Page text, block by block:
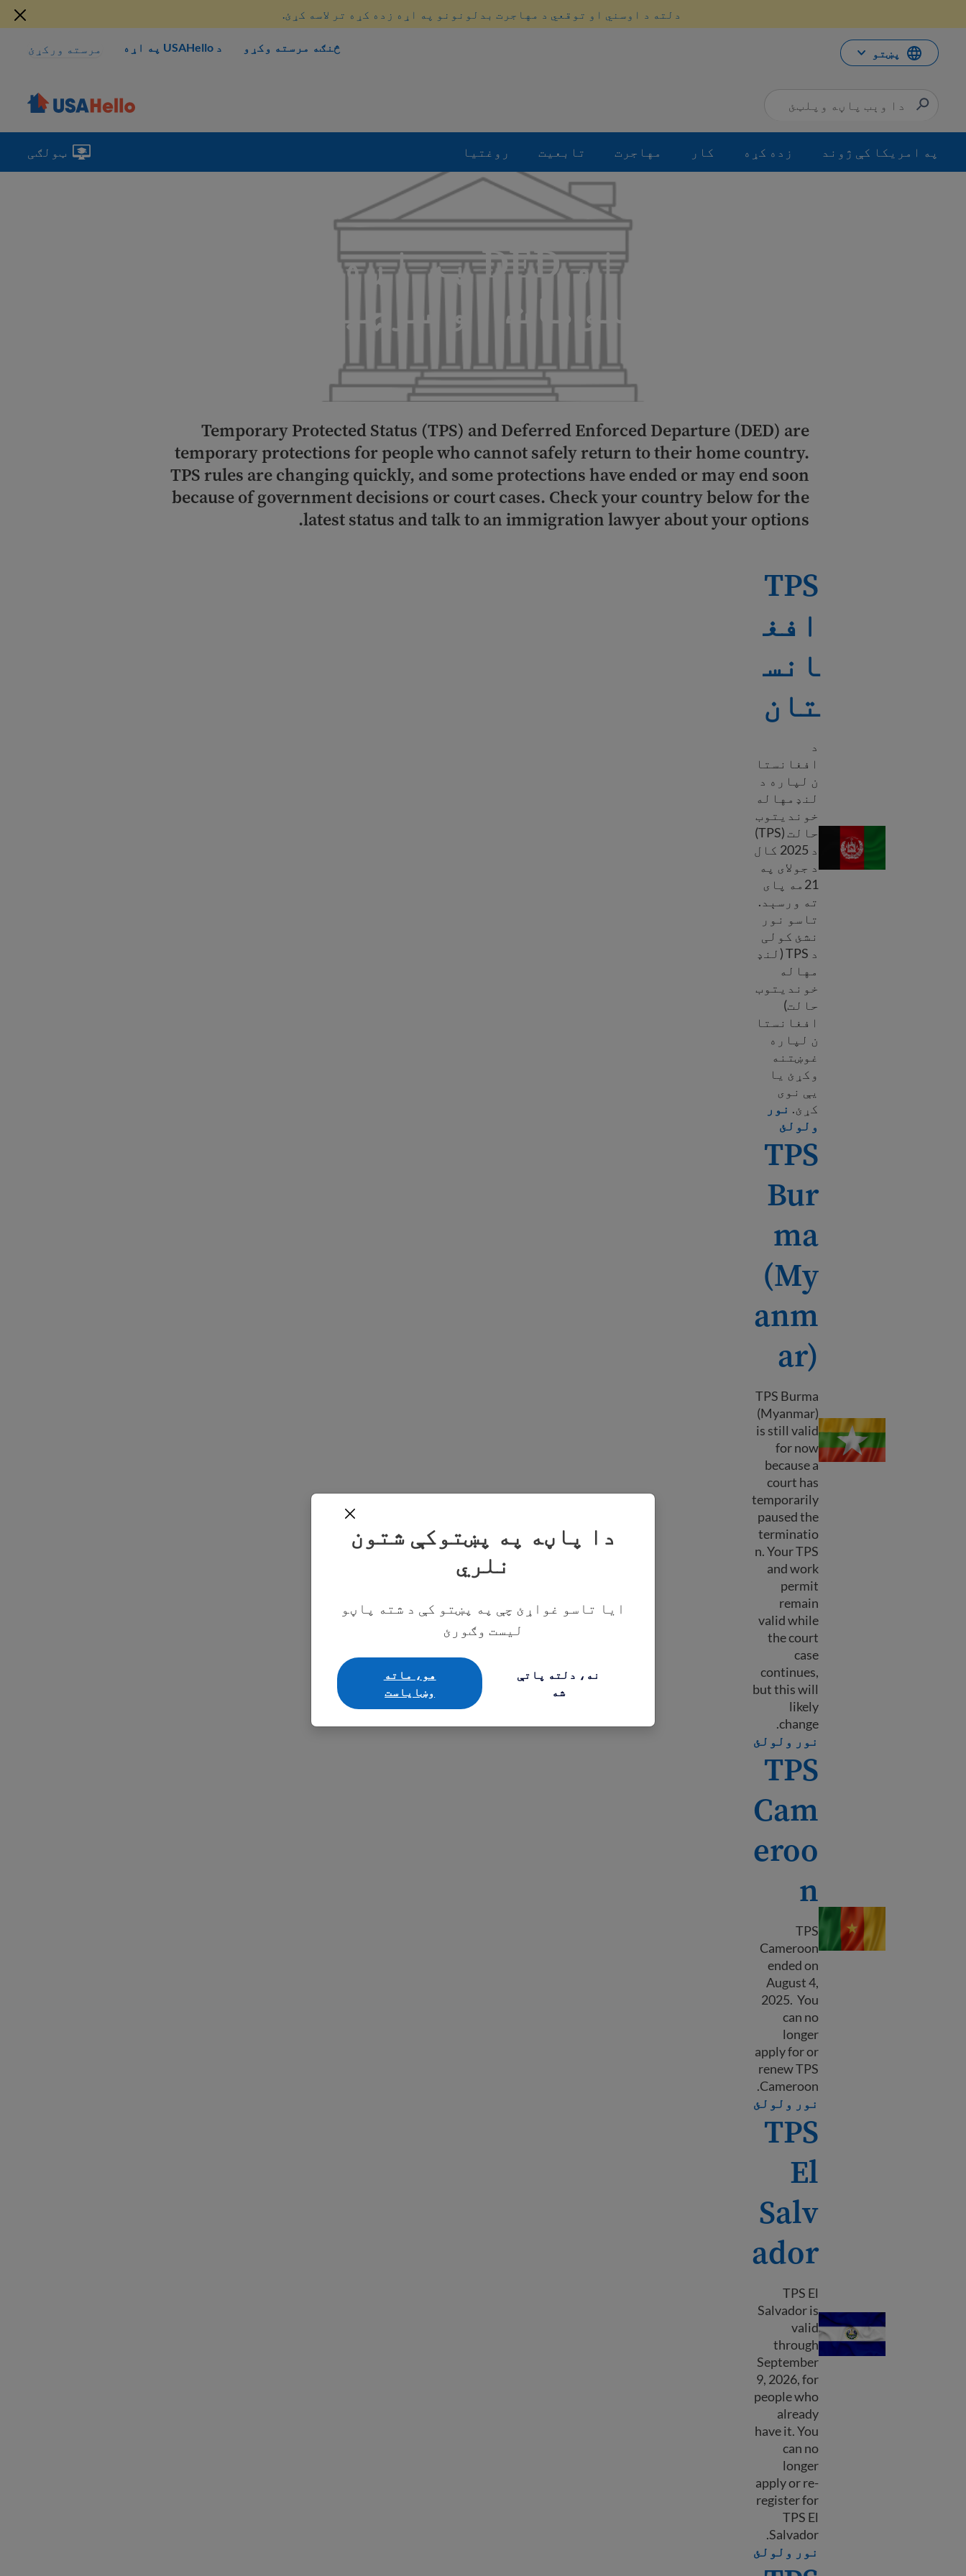
دلته د اوسني او توقعي د مهاجرت بدلونونو په اړه زده کړه تر لاسه کړئ.
پښتو څنګه مرسته وکړو د USAHello په اړه مرسته ورکړئ
په امریکا کې ژوند زده کړه کار مهاجرت تابعیت روغتیا ټولګی
دا پاڼه په پښتوکې شتون
نلري
ایا تاسو غواړئ چې په پښتو کې د شته پاڼو
لیست وګورئ
نه، دلته پاتې
شه
هو، ماته
وښایاست
د TPS او DED په اړه تازه
معلومات او سرچینې
Temporary Protected Status (TPS) and Deferred Enforced Departure (DED) are
temporary protections for people who cannot safely return to their home country.
TPS rules are changing quickly, and some protections have ended or may end soon
because of government decisions or court cases. Check your country below for the
latest status and talk to an immigration lawyer about your options.
TPS
افغ
انس
تان
د
افغانستا
ن لپاره د
لنډمهاله
خوندیتوب
حالت (TPS)
د 2025 کال
د جولای په
21مه پای
ته ورسېد.
تاسو نور
نشئ کولی
د TPS (لنډ
مهاله
خونديتوب
حالت)
افغانستا
ن لپاره
غوښتنه
وکړئ یا
یې نوی
کړئ. نور
ولولئ
TPS Burma (Myanmar)
TPS
Bur
ma
(My
anm
ar)
TPS Burma
(Myanmar)
is still valid
for now
because a
court has
temporarily
paused the
terminatio
n. Your TPS
and work
permit
remain
valid while
the court
case
continues,
but this will
likely
change.
نور ولولئ
TPS Cameroon
TPS
Cam
eroo
n
TPS
Cameroon
ended on
August 4,
2025. You
can no
longer
apply for or
renew TPS
Cameroon.
نور ولولئ
TPS El Salvador
TPS
El
Salv
ador
TPS El
Salvador is
valid
through
September
9, 2026, for
people who
already
have it. You
can no
longer
apply or re-
register for
TPS El
Salvador.
نور ولولئ